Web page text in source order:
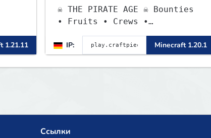
1.21.11
☠ THE PIRATE AGE ☠ Bounties
• Fruits • Crews •
Adventures
IP:
Minecraft 1.20.1
Ссылки